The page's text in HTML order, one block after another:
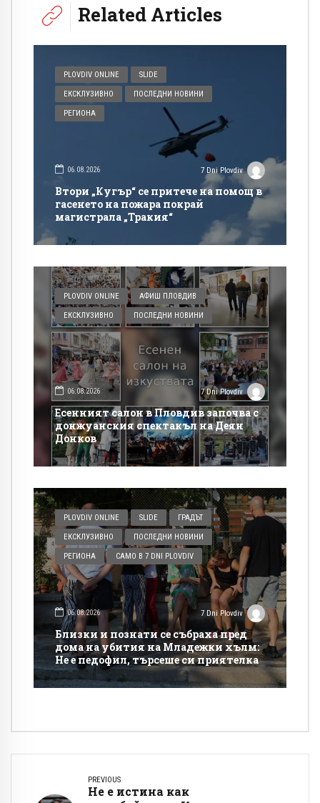
Related Articles
PLOVDIV ONLINE SLIDE
ЕКСКЛУЗИВНО ПОСЛЕДНИ НОВИНИ
РЕГИОНА
06.08.2026 7 Dni Plovdiv
Втори „Кугър“ се притече на помощ в
гасенето на пожара покрай
магистрала „Тракия“
PLOVDIV ONLINE АФИШ ПЛОВДИВ
ЕКСКЛУЗИВНО ПОСЛЕДНИ НОВИНИ
06.08.2026 7 Dni Plovdiv
Есенният салон в Пловдив започва с
донжуанския спектакъл на Деян
Донков
PLOVDIV ONLINE SLIDE ГРАДЪТ
ЕКСКЛУЗИВНО ПОСЛЕДНИ НОВИНИ
РЕГИОНА САМО В 7 DNI PLOVDIV
06.08.2026 7 Dni Plovdiv
Близки и познати се събраха пред
дома на убития на Младежки хълм:
Не е педофил, търсеше си приятелка
PREVIOUS
Не е истина как